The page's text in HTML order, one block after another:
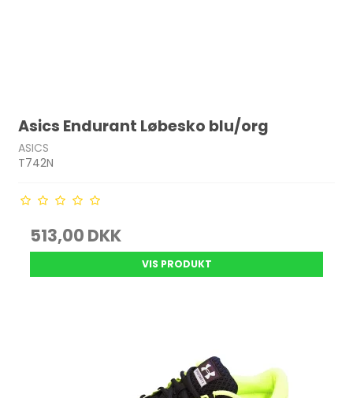
Asics Endurant Løbesko blu/org
ASICS
T742N
513,00 DKK
VIS PRODUKT